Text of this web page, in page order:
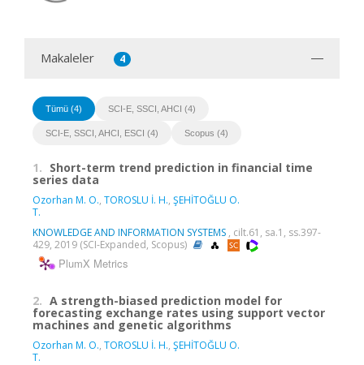
Makaleler 4
Tümü (4) SCI-E, SSCI, AHCI (4)
SCI-E, SSCI, AHCI, ESCI (4) Scopus (4)
1. Short-term trend prediction in financial time
series data
Ozorhan M. O., TOROSLU İ. H., ŞEHİTOĞLU O.
T.
KNOWLEDGE AND INFORMATION SYSTEMS , cilt.61, sa.1, ss.397-
429, 2019 (SCI-Expanded, Scopus)
PlumX Metrics
2. A strength-biased prediction model for
forecasting exchange rates using support vector
machines and genetic algorithms
Ozorhan M. O., TOROSLU İ. H., ŞEHİTOĞLU O.
T.